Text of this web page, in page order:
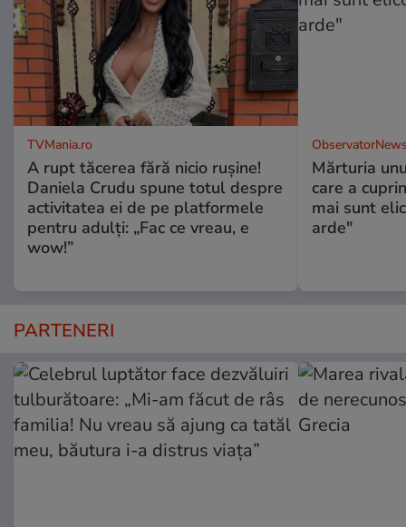
TVMania.ro
A rupt tăcerea fără nicio rușine!
Daniela Crudu spune totul despre
activitatea ei de pe platformele
pentru adulți: „Fac ce vreau, e
wow!”
Mărturia
care a
mai sunt
arde"
PARTENERI